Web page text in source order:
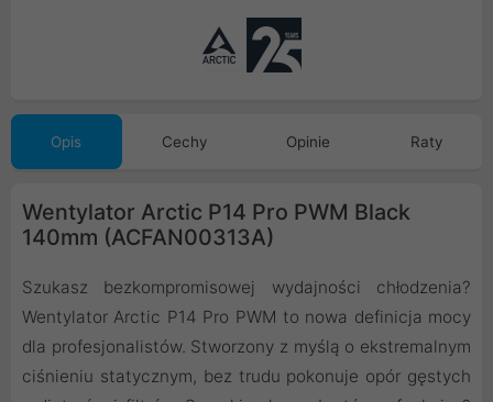
Opis Cechy Opinie Raty
Wentylator Arctic P14 Pro PWM Black
140mm (ACFAN00313A)
Szukasz bezkompromisowej wydajności chłodzenia?
Wentylator Arctic P14 Pro PWM to nowa definicja mocy
dla profesjonalistów. Stworzony z myślą o ekstremalnym
ciśnieniu statycznym, bez trudu pokonuje opór gęstych